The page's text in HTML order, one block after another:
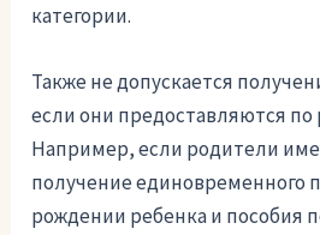
категории.
Также не допускается
если они предоставляются
Например, если родители
получение единовременного
рождении ребенка и пособия